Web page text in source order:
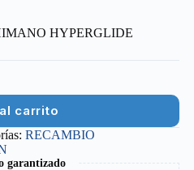
HYPERGLIDE
carrito
RECAMBIO
garantizado